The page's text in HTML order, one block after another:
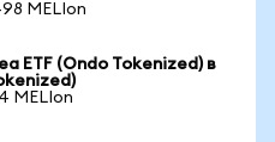
MELIon
ETF (Ondo Tokenized) в
MELIon